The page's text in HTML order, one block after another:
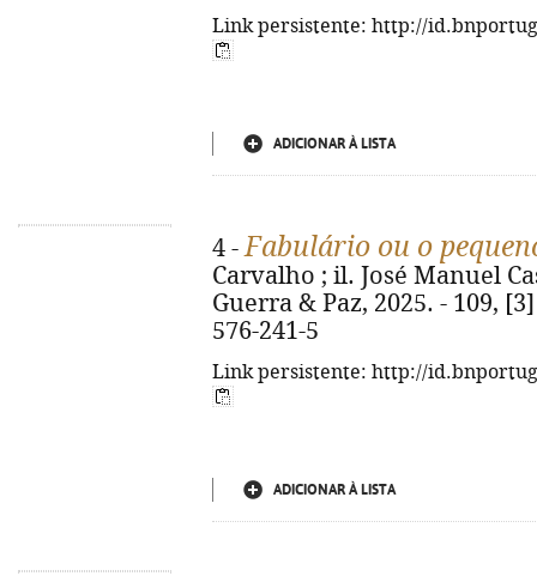
Link persistente: http://
ADICIONAR À LISTA
4 -Fabulário ou o
Carvalho ; il. José Manuel
Guerra & Paz, 2025. - 109,
576-241-5
Link persistente: http://
ADICIONAR À LISTA